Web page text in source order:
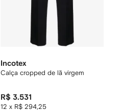
Incotex
Calça cropped de lã virgem
R$ 3.531
12 x R$ 294,25